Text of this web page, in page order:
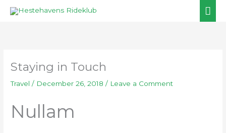
Skip
Staying in Touch
Travel / December 26, 2018/ Leave a Comment
Nullam